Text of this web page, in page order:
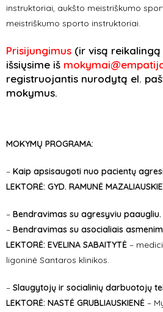
instruktoriai, aukšto meistriškumo
meistriškumo sporto instruktoriai.
Prisijungimus (ir visą
išsiųsime iš
registruojantis nurodytą el.
mokymus.
MOKYMŲ PROGRAMA:
– Kaip apsisaugoti nuo pacientų
LEKTORĖ: GYD. RAMUNĖ
– Bendravimas su agresyviu paaugliu.
– Bendravimas su asocialiais
LEKTORĖ: EVELINA SABAITYTĖ –
ligoninė Santaros klinikos.
– Slaugytojų ir socialinių darbuotojų
LEKTORĖ: NASTĖ GRUBLIAUSKIENĖ –